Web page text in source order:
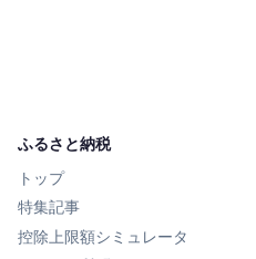
ふるさと納税
トップ
特集記事
控除上限額シミュレータ